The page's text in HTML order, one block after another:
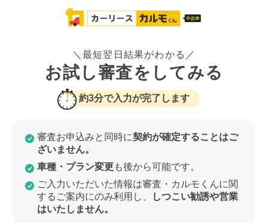
＼最短翌日結果がわかる／
お試し審査をしてみる
約3分で入力が完了します
審査お申込みと同時に契約が確定することはご
ざいません。
車種・プラン変更も後から可能です。
ご入力いただいた情報は審査・カルモくんに関
するご案内にのみ利用し、
しつこい勧誘や営業
はいたしません。